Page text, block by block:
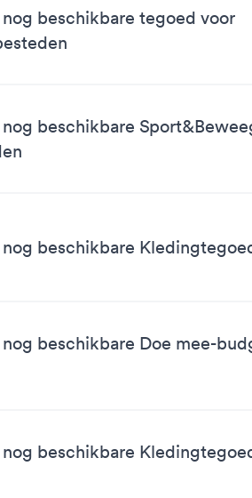
beschikbare tegoed voor
beschikbare
beschikbare
beschikbare Doe mee-
beschikbare